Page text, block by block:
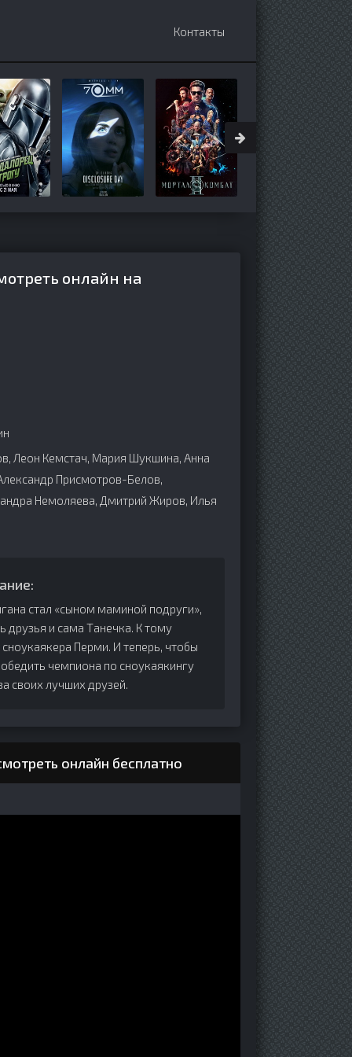
Контакты
онлайн на
Леон Кемстач, Мария Шукшина, Анна
Присмотров-Белов,
Немоляева, Дмитрий Жиров, Илья
стал «сыном маминой подруги»,
друзья и сама Танечка. К тому
Перми. И теперь, чтобы
чемпиона по сноукаякингу
своих лучших друзей.
онлайн бесплатно